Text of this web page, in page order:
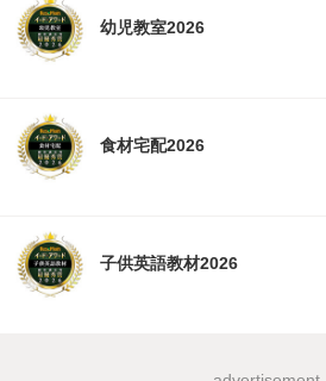
幼児教室2026
食材宅配2026
子供英語教材2026